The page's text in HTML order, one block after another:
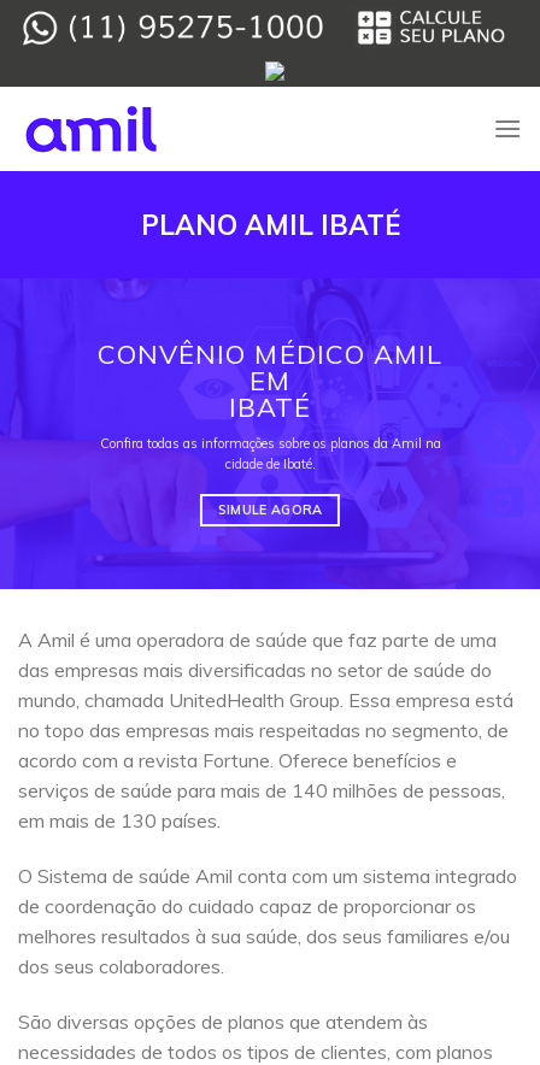
Skip
PLANO AMIL IBATÉ
CONVÊNIO MÉDICO AMIL
EM
IBATÉ
Confira todas as informações sobre os planos da Amil na
cidade de Ibaté.
SIMULE AGORA
A Amil é uma operadora de saúde que faz parte de uma
das empresas mais diversificadas no setor de saúde do
mundo, chamada UnitedHealth Group. Essa empresa está
no topo das empresas mais respeitadas no segmento, de
acordo com a revista Fortune. Oferece benefícios e
serviços de saúde para mais de 140 milhões de pessoas,
em mais de 130 países.
O Sistema de saúde Amil conta com um sistema integrado
de coordenação do cuidado capaz de proporcionar os
melhores resultados à sua saúde, dos seus familiares e/ou
dos seus colaboradores.
São diversas opções de planos que atendem às
necessidades de todos os tipos de clientes, com planos